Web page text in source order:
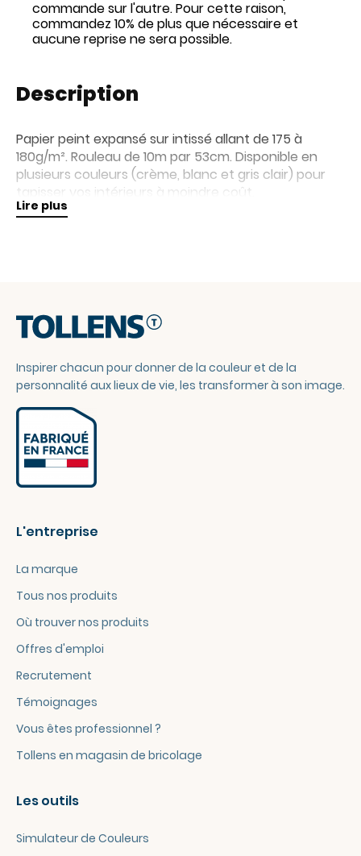
commande sur l'autre. Pour cette raison,
commandez 10% de plus que nécessaire et
aucune reprise ne sera possible.
Description
Papier peint expansé sur intissé allant de 175 à
180g/m². Rouleau de 10m par 53cm. Disponible en
plusieurs couleurs (crème, blanc et gris clair) pour
tapisser vos intérieurs à moindre coût.
Lire plus
Inspirer chacun pour donner de la couleur et de la
personnalité aux lieux de vie, les transformer à son image.
L'entreprise
La marque
Tous nos produits
Où trouver nos produits
Offres d'emploi
Recrutement
Témoignages
Vous êtes professionnel ?
Tollens en magasin de bricolage
Les outils
Simulateur de Couleurs